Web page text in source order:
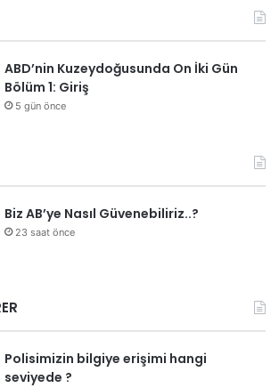
ABD’nin Kuzeydoğusunda On İki Gün
Bölüm 1: Giriş
5 gün önce
Biz AB’ye Nasıl Güvenebiliriz..?
23 saat önce
Polisimizin bilgiye erişimi hangi
seviyede ?